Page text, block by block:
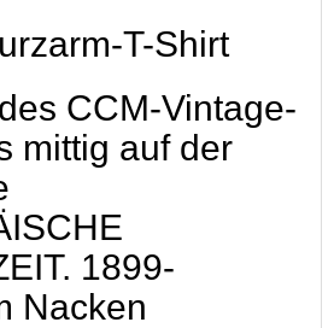
T-Shirt
CCM-Vintage-
mittig auf der
1899-
Nacken